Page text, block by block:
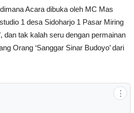
Acara dibuka oleh MC Mas
1 desa Sidoharjo 1 Pasar Miring
dan tak kalah seru dengan permainan
Orang ‘Sanggar Sinar Budoyo’ dari
⋮